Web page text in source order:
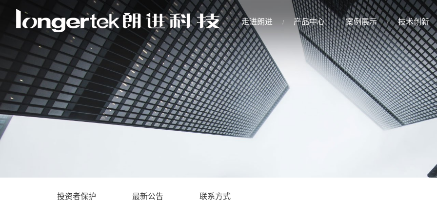
走进朗进 产品中心 案例展示 技术创新
投资者保护 最新公告 联系方式